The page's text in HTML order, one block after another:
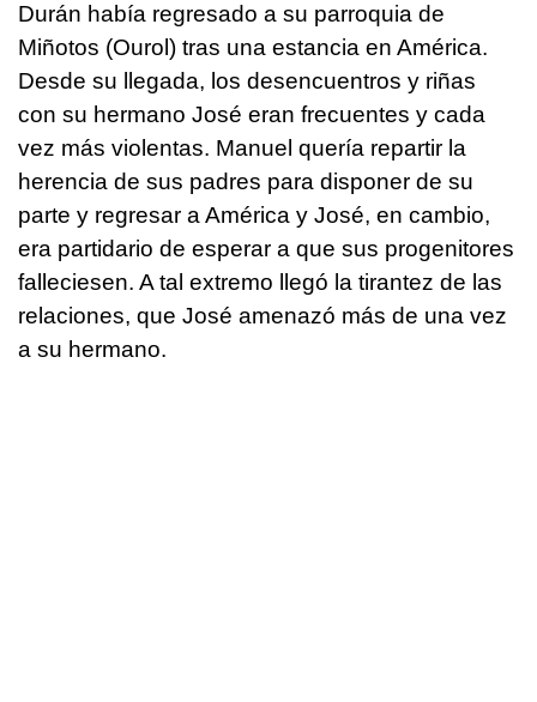
Durán había regresado a su parroquia de
Miñotos (Ourol) tras una estancia en América.
Desde su llegada, los desencuentros y riñas
con su hermano José eran frecuentes y cada
vez más violentas. Manuel quería repartir la
herencia de sus padres para disponer de su
parte y regresar a América y José, en cambio,
era partidario de esperar a que sus progenitores
falleciesen. A tal extremo llegó la tirantez de las
relaciones, que José amenazó más de una vez
a su hermano.